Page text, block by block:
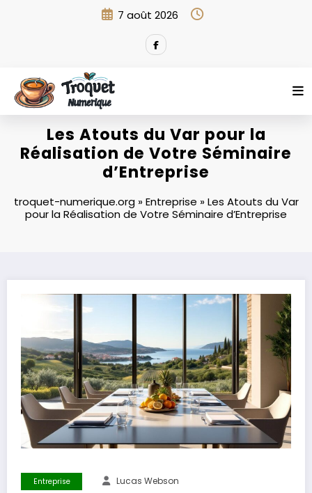
7 août 2026
Les Atouts du Var pour la
Réalisation de Votre Séminaire
d’Entreprise
troquet-numerique.org»Entreprise »Les Atouts du Var
pour la Réalisation de Votre Séminaire d’Entreprise
Entreprise Lucas Webson